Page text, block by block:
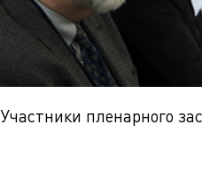
Участники пленарного